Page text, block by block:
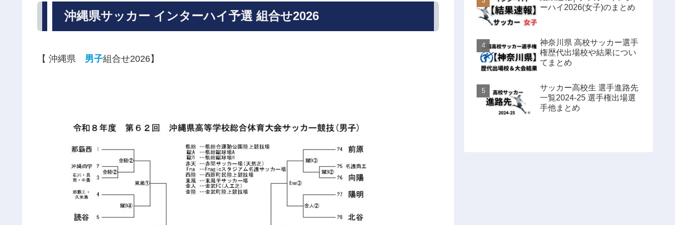
沖縄県サッカー インターハイ予選 組合せ2026
【 沖縄県 男子組合せ2026】
ーハイ2026(女子)のまとめ
神奈川県 高校サッカー選手
権歴代出場校や結果につい
てまとめ
サッカー高校生 選手進路先
一覧2024-25 選手権出場選
手他まとめ